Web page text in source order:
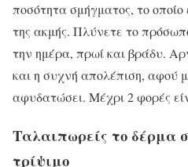
ποσότητα σμήγματος, το
της ακμής. Πλύνετε το
την ημέρα, πρωί και βράδυ.
και η συχνή απολέπιση, αφού
αφυδατώσει. Μέχρι 2 φορές
Ταλαιπωρείς το δέρμα
τρίψιμο